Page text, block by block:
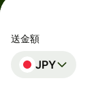
送金額
JPY